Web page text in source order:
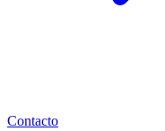
Contacto